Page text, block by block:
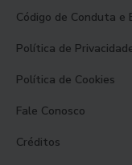
Código de Conduta e
Política de
Política de Cookies
Fale Conosco
Créditos